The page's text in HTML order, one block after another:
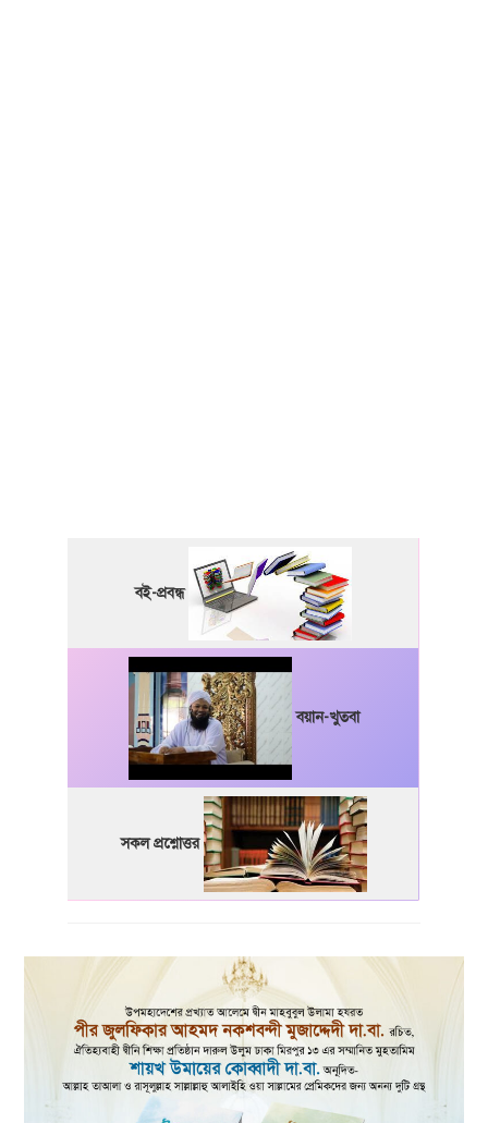
বই-প্রবন্ধ
বয়ান-খুতবা
সকল প্রশ্নোত্তর